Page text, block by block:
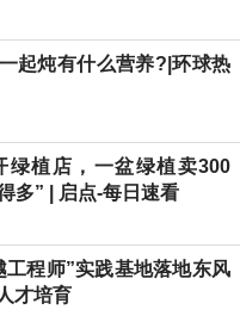
起炖有什么营养?|环球热
绿植店，一盆绿植卖300
多” | 启点-每日速看
工程师”实践基地落地东风
才培育